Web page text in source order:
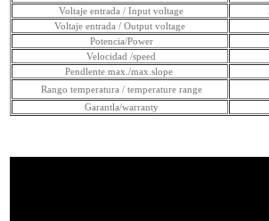
Voltaje entrada / Input voltage
Voltaje entrada / Output voltage
Potencia/Power
Velocidad /speed
Pendlente max./max.slope
Rango temperatura / temperature range
Garantla/warranty